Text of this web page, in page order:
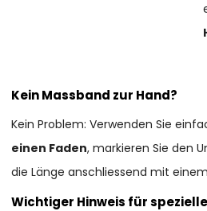
Kein Massband zur Hand?
Kein Problem: Verwenden Sie
einen Faden, markieren Sie den
die Länge anschliessend mit
Wichtiger Hinweis für